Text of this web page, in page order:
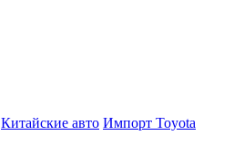
Китайские авто Импорт Toyota